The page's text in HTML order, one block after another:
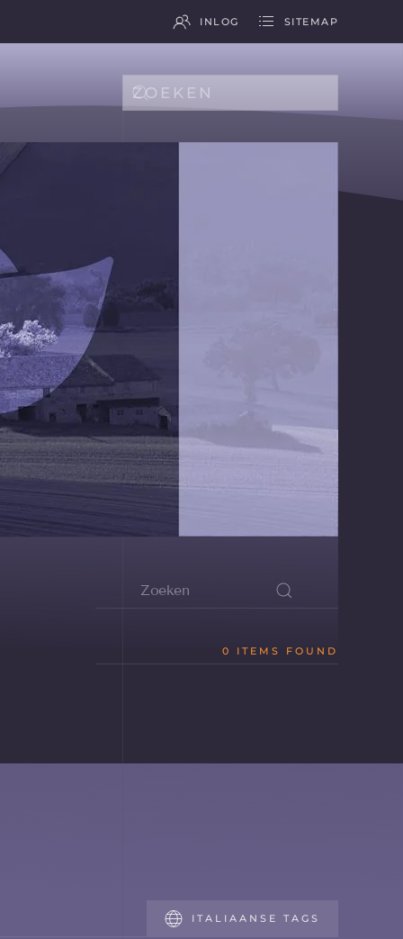
INLOG SITEMAP
Type 2 or more characters for results.
0 ITEMS FOUND
ITALIAANSE TAGS